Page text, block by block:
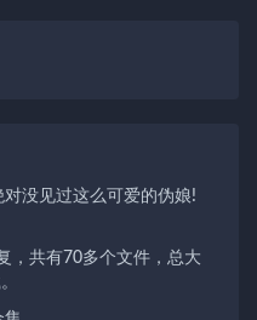
没见过这么可爱的伪娘!
，共有70多个文件，总大